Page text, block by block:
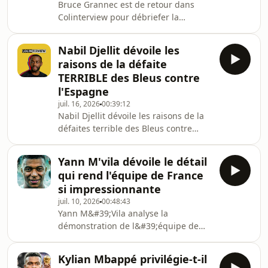
après chaque échec en sélection,
Messi a dû mener un combat que peu
de stars ont connu dans
l&#39;histoire du sport.Comment le
Bruce Grannec est de retour dans
Colinterview pour débriefer la
la grande finale de la Coupe du
monde 2026 contre
l&#39;Espagne.Dans cet entretien,
Bruce Grannec analyse la force
mentale impressionnante de
l&#39;Albiceleste, les choix de
Thomas Tuchel, l&#39;influence
toujours aussi incroyable de Lionel
Messi à 39 ans, mai
Nabil Djellit dévoile les
raisons de la défaite
TERRIBLE des Bleus contre
l'Espagne
juil. 16, 202600:39:12
Nabil Djellit dévoile les raisons de la
défaites terrible des Bleus contre
qui ont manqué pour que Kylian
Mbappé et les Bleus parviennent à
battre l'Espagne. Nabil Djellit a aussi
dressé le bilan des forces et des
manques de cette équipe de France
sous les ordres de Didier Deschamps
depuis 14 ans à la tête des BleusNous
sommes n
Yann M'vila dévoile le détail
qui rend l'équipe de France
si impressionnante
juil. 10, 202600:48:43
Yann M&#39;Vila analyse la
démonstration de l&#39;équipe de
ont une nouvelle fois impressionné
Kylian Mbappé privilégie-t-il